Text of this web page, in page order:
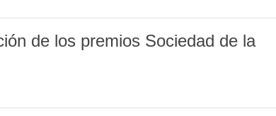
de los premios Sociedad de la